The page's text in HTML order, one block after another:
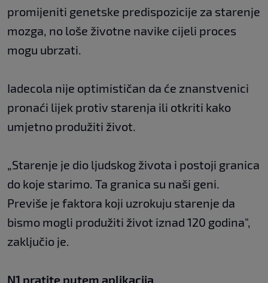
promijeniti genetske predispozicije za starenje
mozga, no loše životne navike cijeli proces
mogu ubrzati.
Iadecola nije optimističan da će znanstvenici
pronaći lijek protiv starenja ili otkriti kako
umjetno produžiti život.
„Starenje je dio ljudskog života i postoji granica
do koje starimo. Ta granica su naši geni.
Previše je faktora koji uzrokuju starenje da
bismo mogli produžiti život iznad 120 godina",
zaključio je.
N1 pratite putem aplikacija